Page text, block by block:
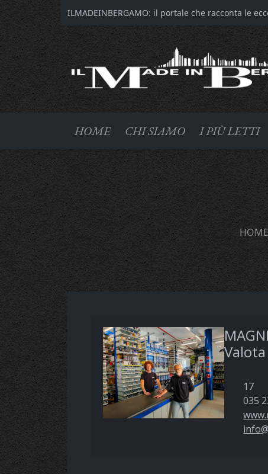
ILMADEINBERGAMO: il portale che racconta le
HOME CHI SIAMO I PIÙ LETTI
HOME
17
035